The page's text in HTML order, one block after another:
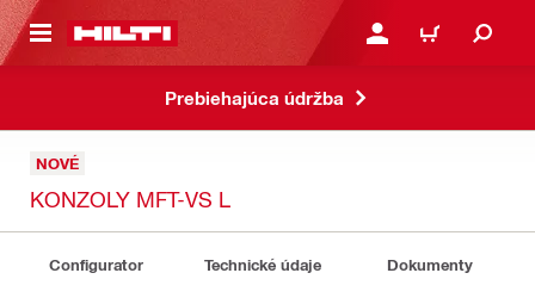
HLAVNÝ OBSAH PRIHLÁSIŤ ALEBO
KOŠÍK
Prebiehajúca údržba
NOVÉ
KONZOLY MFT-VS L
Configurator Technické údaje Dokumenty